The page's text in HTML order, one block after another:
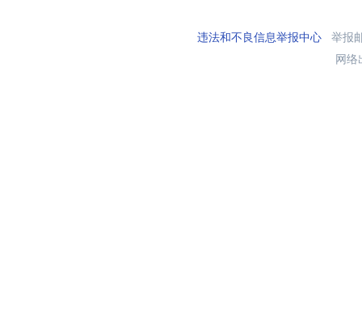
违法和不良信息举报中心举报
网